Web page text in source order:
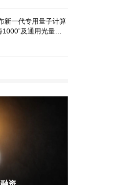
新一代专用量子计算
1000”及通用光量子